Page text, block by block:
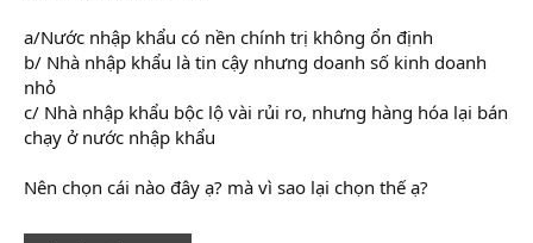
a/Nước nhập khẩu có nền chính trị không ổn định
b/ Nhà nhập khẩu là tin cậy nhưng doanh số kinh doanh
nhỏ
c/ Nhà nhập khẩu bộc lộ vài rủi ro, nhưng hàng hóa lại bán
chạy ở nước nhập khẩu
Nên chọn cái nào đây ạ? mà vì sao lại chọn thế ạ?